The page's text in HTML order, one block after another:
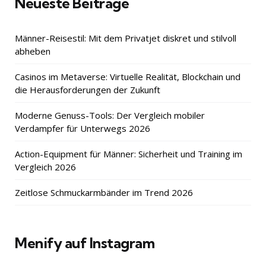
Männer-Reisestil: Mit dem Privatjet diskret und stilvoll
abheben
Casinos im Metaverse: Virtuelle Realität, Blockchain und
die Herausforderungen der Zukunft
Moderne Genuss-Tools: Der Vergleich mobiler
Verdampfer für Unterwegs 2026
Action-Equipment für Männer: Sicherheit und Training im
Vergleich 2026
Zeitlose Schmuckarmbänder im Trend 2026
Menify auf Instagram